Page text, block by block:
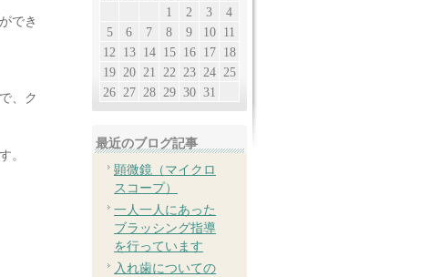
でき
、ク
。
1
2 3
4
5
6 7 8 9 10 11
12
13 14 15 16 17 18
19 20 21 22 23 24 25
26 27 28 29 30 31
最近のブログ記事
顕微鏡（マイクロ
スコープ）
一人一人にあった
ブラッシング指導
を行っています
入れ歯についての